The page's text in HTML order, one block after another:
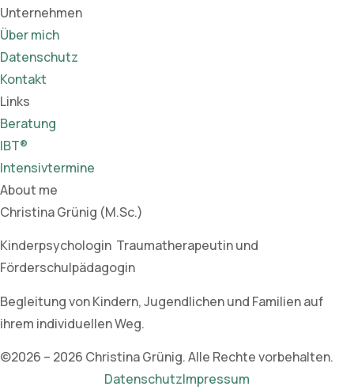
Unternehmen
Über mich
Datenschutz
Kontakt
Links
Beratung
IBT®
Intensivtermine
About me
Christina Grünig (M.Sc.)
Kinderpsychologin Traumatherapeutin und
Förderschulpädagogin
Begleitung von Kindern, Jugendlichen und Familien auf
ihrem individuellen Weg.
©2026 – 2026 Christina Grünig. Alle Rechte vorbehalten.
DatenschutzImpressum